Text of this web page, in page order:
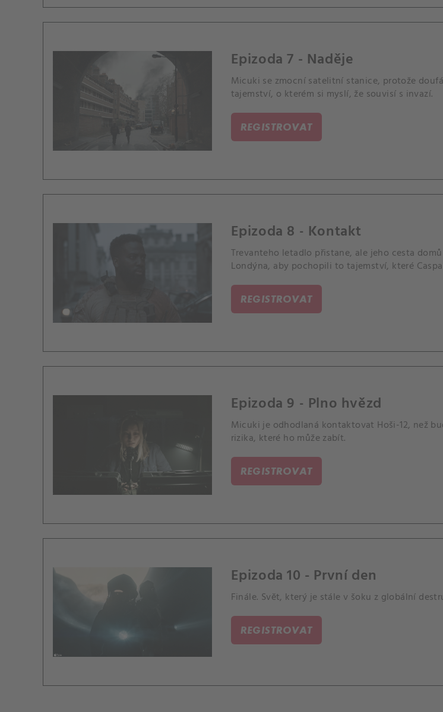
Epizoda 7 - Naděje
Micuki se zmocní satelitní stanice, protože
tajemství, o kterém si myslí, že souvisí s invazí.
REGISTROVAT
Epizoda 8 - Kontakt
Trevanteho letadlo přistane, ale jeho cesta
Londýna, aby pochopili to tajemství, které
REGISTROVAT
Epizoda 9 - Plno hvězd
Micuki je odhodlaná kontaktovat Hoši-12, než
rizika, které ho může zabít.
REGISTROVAT
Epizoda 10 - První den
Finále. Svět, který je stále v šoku z globální
REGISTROVAT